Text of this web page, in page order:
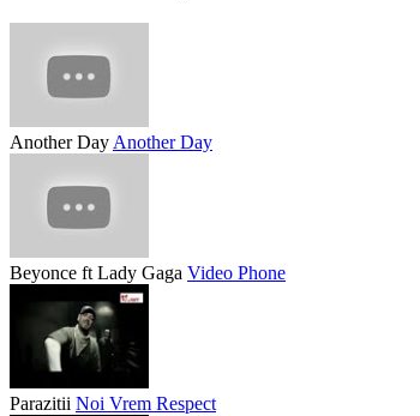
Another Day Another Day
Beyonce ft Lady Gaga Video Phone
Parazitii Noi Vrem Respect